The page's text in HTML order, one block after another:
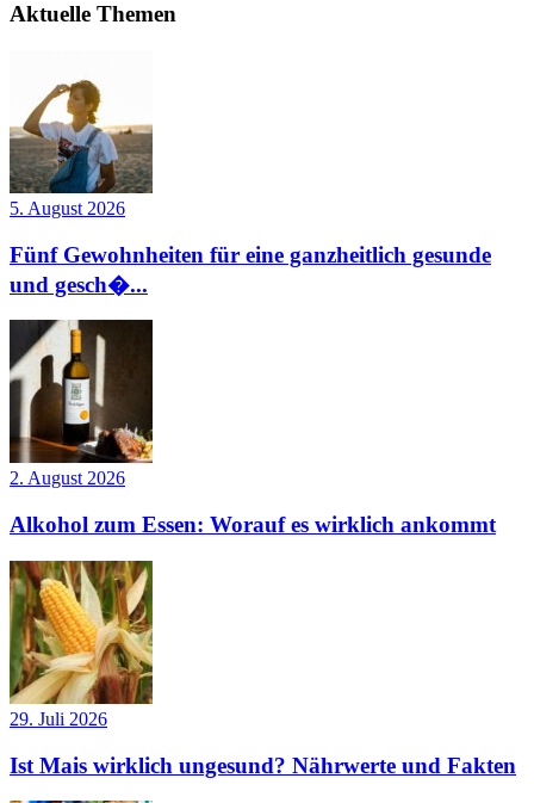
Aktuelle Themen
5. August 2026
Fünf Gewohnheiten für eine ganzheitlich gesunde
und gesch�...
2. August 2026
Alkohol zum Essen: Worauf es wirklich ankommt
29. Juli 2026
Ist Mais wirklich ungesund? Nährwerte und Fakten